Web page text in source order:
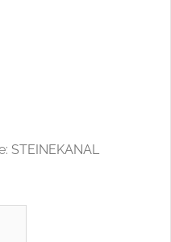
STEINEKANAL